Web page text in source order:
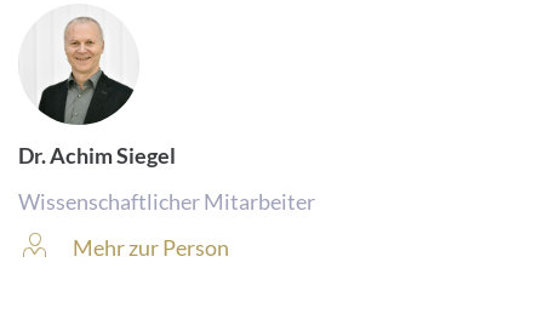
e
s
s
e
:
Dr. Achim Siegel
Wissenschaftlicher Mitarbeiter
Mehr zur Person